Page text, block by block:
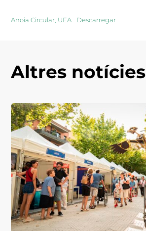
Anoia Circular, UEA Descarregar
Altres notícies